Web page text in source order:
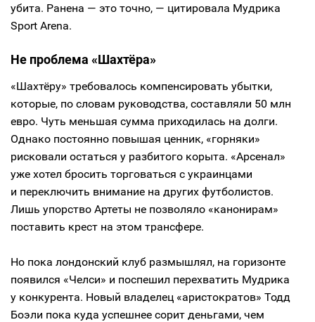
убита. Ранена — это точно, — цитировала Мудрика
Sport Arena.
Не проблема «Шахтёра»
«Шахтёру» требовалось компенсировать убытки,
которые, по словам руководства, составляли 50 млн
евро. Чуть меньшая сумма приходилась на долги.
Однако постоянно повышая ценник, «горняки»
рисковали остаться у разбитого корыта. «Арсенал»
уже хотел бросить торговаться с украинцами
и переключить внимание на других футболистов.
Лишь упорство Артеты не позволяло «канонирам»
поставить крест на этом трансфере.
Но пока лондонский клуб размышлял, на горизонте
появился «Челси» и поспешил перехватить Мудрика
у конкурента. Новый владелец «аристократов» Тодд
Боэли пока куда успешнее сорит деньгами, чем